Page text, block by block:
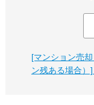
[マンション売
ン残ある場合